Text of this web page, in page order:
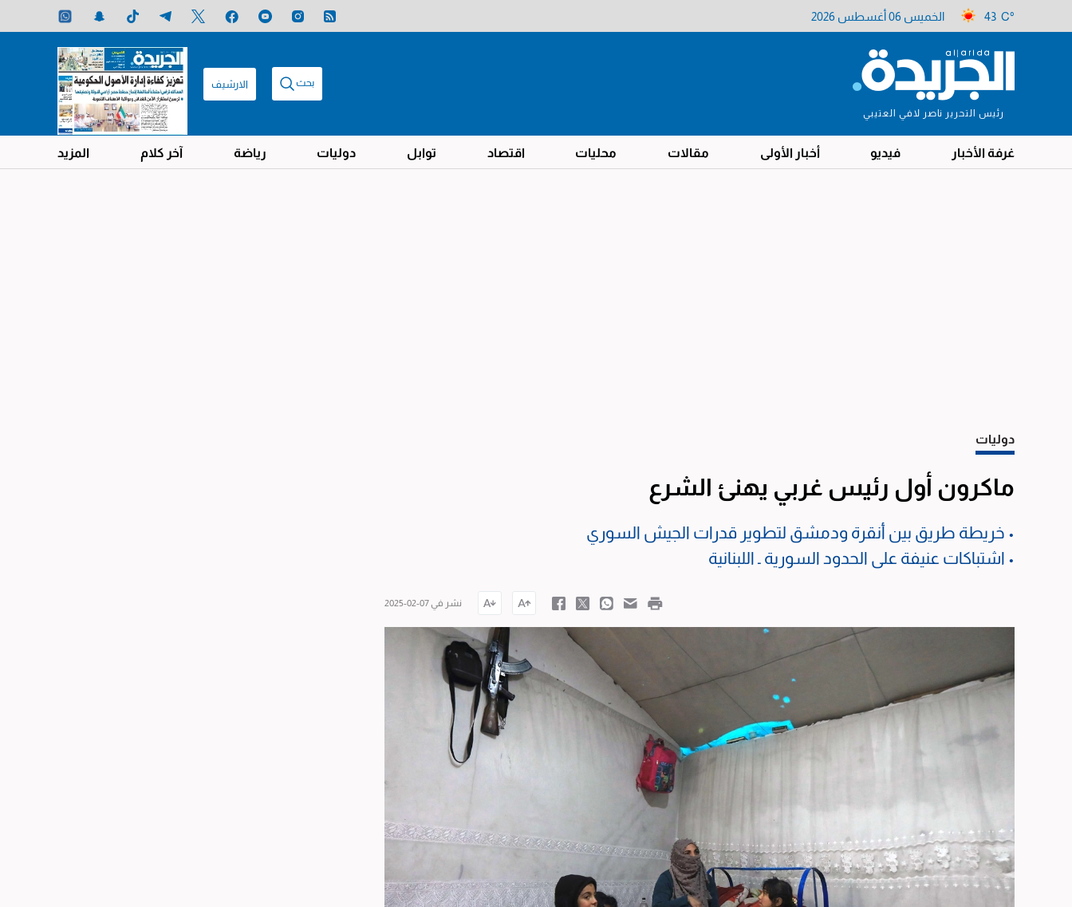
43 C° الخميس 06 أغسطس 2026
رئيس التحرير ناصر لافي العتيبي
بحث الارشيف
غرفة الأخبار فيديو أخبار الأولى مقالات محليات اقتصاد توابل دوليات رياضة آخر كلام المزيد
دوليات
ماكرون أول رئيس غربي يهنئ الشرع
• خريطة طريق بين أنقرة ودمشق لتطوير قدرات الجيش السوري
• اشتباكات عنيفة على الحدود السورية ـ اللبنانية
نشر في 07-02-2025